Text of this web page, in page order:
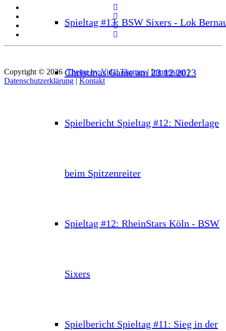
Spieltag #13: BSW Sixers - Lok
Christmas Game am 23.12.2023
Spielbericht Spieltag #12: Niederlage
beim Spitzenreiter
Spieltag #12: RheinStars Köln - BSW
Sixers
Spielbericht Spieltag #11: Sieg in der
Copyright © 2026 Theme by Vidal Themes| Impressum|
Datenschutzerklärung | Kontakt